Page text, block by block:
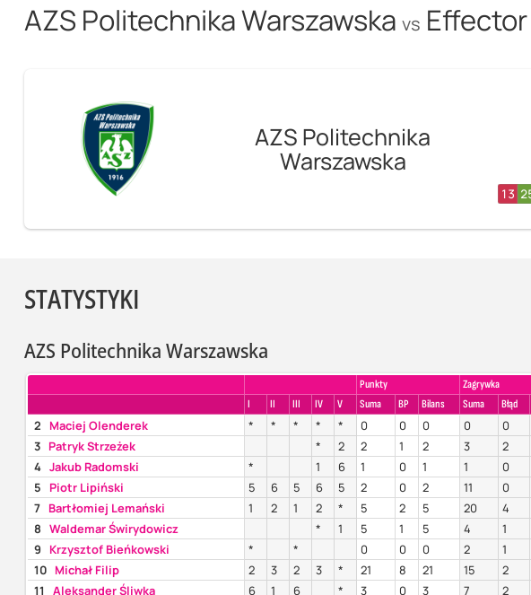
AZS Politechnika Warszawska vs
AZS Politechnika
Warszawska
13
STATYSTYKI
AZS Politechnika Warszawska
Punkty Zagrywka
I
II III IV V Suma BP Bilans Suma Błąd
2 Maciej Olenderek * * * * * 0 0 0 0 0
3 Patryk Strzeżek * 2 2 1 2 3 2
4 Jakub Radomski * 1 6 1 0 1 1 0
5
Piotr Lipiński 5 6 5 6 5 2 0 2 11 0
7 Bartłomiej Lemański 1 2 1 2 * 5 2 5 20 4
8 Waldemar Świrydowicz * 1 5 1 5 4 1
9
Krzysztof Bieńkowski * * 0 0 0 2 1
10 Michał Filip 2 3 2 3 * 21 8 21 15 2
11
Aleksander Śliwka 6 1 6 * 3 0 3 7 2